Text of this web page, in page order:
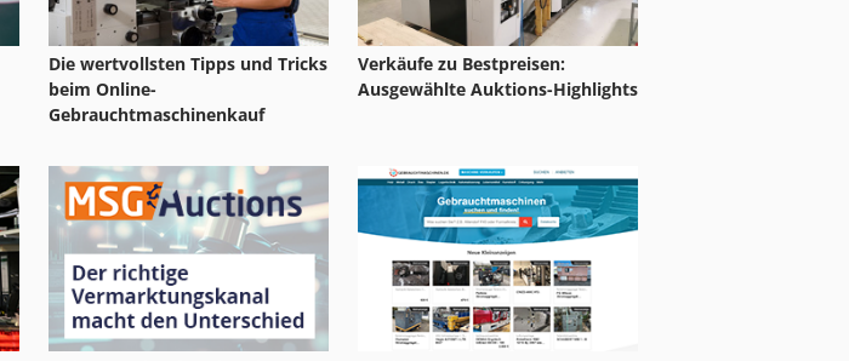
Die wertvollsten Tipps und Tricks
beim Online-
Gebrauchtmaschinenkauf
Verkäufe zu Bestpreisen:
Ausgewählte Auktions-Highlights